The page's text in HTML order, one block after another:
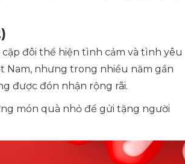
cặp đôi thể hiện tình cảm và tình yêu
Nam, nhưng trong nhiều năm gần
được đón nhận rộng rãi.
món quà nhỏ để gửi tặng người